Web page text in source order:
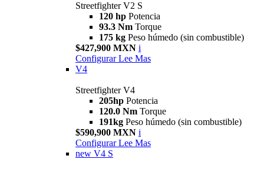
Streetfighter V2 S
120 hp Potencia
93.3 Nm Torque
175 kg Peso húmedo (sin combustible)
$427,900 MXN i
Configurar Lee Mas
V4
Streetfighter V4
205hp Potencia
120.0 Nm Torque
191kg Peso húmedo (sin combustible)
$590,900 MXN i
Configurar Lee Mas
new V4 S